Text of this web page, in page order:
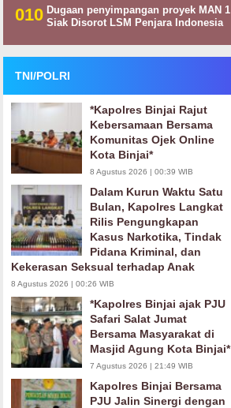
Dugaan penyimpangan proyek MAN 1
Siak Disorot LSM Penjara Indonesia
TNI/POLRI
*Kapolres Binjai Rajut
Kebersamaan Bersama
Komunitas Ojek Online
Kota Binjai*
8 Agustus 2026 | 00:39 WIB
Dalam Kurun Waktu Satu
Bulan, Kapolres Langkat
Rilis Pengungkapan
Kasus Narkotika, Tindak
Pidana Kriminal, dan
Kekerasan Seksual terhadap Anak
8 Agustus 2026 | 00:26 WIB
*Kapolres Binjai ajak PJU
Safari Salat Jumat
Bersama Masyarakat di
Masjid Agung Kota Binjai*
7 Agustus 2026 | 21:49 WIB
Kapolres Binjai Bersama
PJU Jalin Sinergi dengan